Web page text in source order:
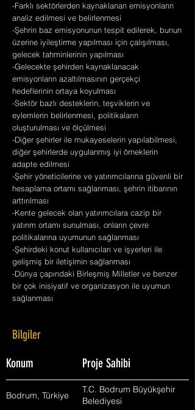
-Farklı sektörlerden kaynaklanan emisyonların
analiz edilmesi ve belirlenmesi
-Şehrin baz emisyonunun tespit edilerek, bunun
üzerine iyileştirme yapılması için çalışılması,
gelecek tahminlerinin yapılması
-Gelecekte şehirden kaynaklanacak
emisyonların azaltılmasının gerçekçi
hedeflerinin ortaya koyulması
-Sektör bazlı desteklerin, teşviklerin ve
eylemlerin belirlenmesi, politikaların
oluşturulması ve ölçülmesi
-Diğer şehirler ile mukayeselerin yapılabilmesi,
diğer şehirlerde uygulanmış iyi örneklerin
adapte edilmesi
-Şehir yöneticilerine ve yatırımcılarına güvenli bir
hesaplama ortamı sağlanması, şehrin itibarının
arttırılması
-Kente gelecek olan yatırımcılara cazip bir
yatırım ortamı sunulması, onların çevre
politikalarına uyumunun sağlanması
-Şehirdeki konut kullanıcıları ve işyerleri ile
gelişmiş bir iletişimin sağlanması
-Dünya çapındaki Birleşmiş Milletler ve benzer
bir çok inisiyatif ve organizasyon ile uyumun
sağlanması
Bilgiler
Konum Proje Sahibi
Bodrum, Türkiye
T.C. Bodrum Büyükşehir
Belediyesi